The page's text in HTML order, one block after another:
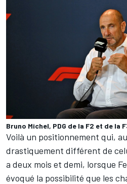
Bruno Michel, PDG de la F2 et de la
Voilà un positionnement qui,
drastiquement différent de
a deux mois et demi, lorsque
évoqué la possibilité que les